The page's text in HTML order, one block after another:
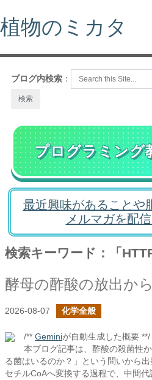
植物のミカタ
ブログ内検索 ：
プログラミング
最近興味があることや
メルマガを配
検索キーワード：「
2026-08-07 化学全般
/** Geminiが自動生成した概要 **/
本ブログ記事は、酢酸の殺菌性
る菌はいるのか？」という問いから
セチルCoAへ変換する過程で、中間